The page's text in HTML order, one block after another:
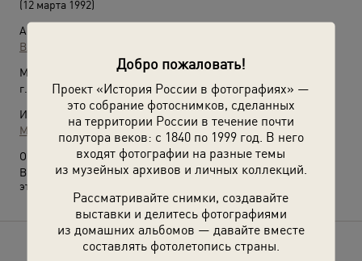
Добро пожаловать!
Проект «История России в фотографиях» —
это собрание фотоснимков, сделанных
на территории России в течение почти
полутора веков: с 1840 по 1999 год. В него
входят фотографии на разные темы
из музейных архивов и личных коллекций.
Рассматривайте снимки, создавайте
выставки и делитесь фотографиями
из домашних альбомов — давайте вместе
составлять фотолетопись страны.
(12 марта 1992)
Автор:
Владимир Сергиенко
Место съемки:
г. Москва
Источники:
МАММ / МДФ
О фотографии:
Выставка «Рынки, развалы, очереди, лотки и ваучеры...»
этой фотографией.
Расскажите друзьям об этом фото